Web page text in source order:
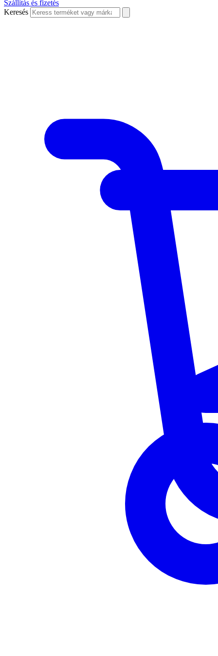
Szállítás és fizetés
Keresés